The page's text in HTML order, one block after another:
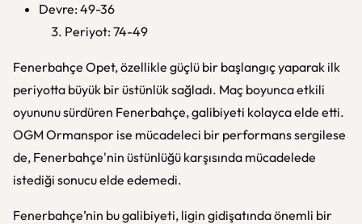
Devre: 49-36
Periyot: 74-49
Fenerbahçe Opet, özellikle güçlü bir başlangıç yaparak ilk
periyotta büyük bir üstünlük sağladı. Maç boyunca etkili
oyununu sürdüren Fenerbahçe, galibiyeti kolayca elde etti.
OGM Ormanspor ise mücadeleci bir performans sergilese
de, Fenerbahçe'nin üstünlüğü karşısında mücadelede
istediği sonucu elde edemedi.
Fenerbahçe’nin bu galibiyeti, ligin gidişatında önemli bir